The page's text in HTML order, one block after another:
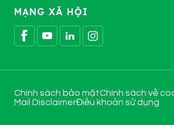
MẠNG XÃ HỘI
Chính sách bảo mậtChính sách về
Mail DisclaimerĐiều khoản sử dụng